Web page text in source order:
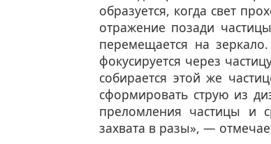
образуется, когда свет
отражение позади
перемещается на
фокусируется через
собирается этой же
сформировать струю из
преломления частицы и
захвата в разы», —